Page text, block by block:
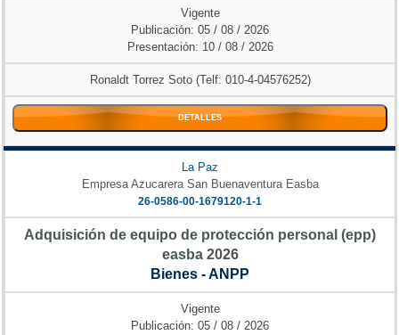
Vigente
Publicación: 05 / 08 / 2026
Presentación: 10 / 08 / 2026
Ronaldt Torrez Soto (Telf: 010-4-04576252)
DETALLES
La Paz
Empresa Azucarera San Buenaventura Easba
26-0586-00-1679120-1-1
Adquisición de equipo de protección personal (epp)
easba 2026
Bienes - ANPP
Vigente
Publicación: 05 / 08 / 2026